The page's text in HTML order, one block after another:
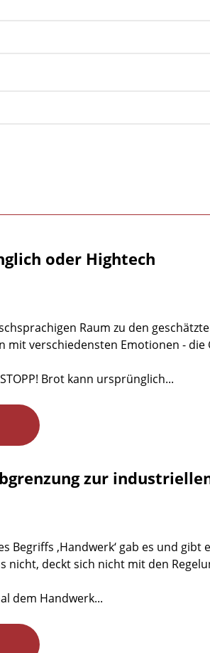
oder Hightech
Raum zu den
mit verschiedensten Emotionen - die
Brot kann ursprünglich...
zur
Begriffs ‚Handwerk‘ gab es und
nicht, deckt sich nicht mit den
dem Handwerk...